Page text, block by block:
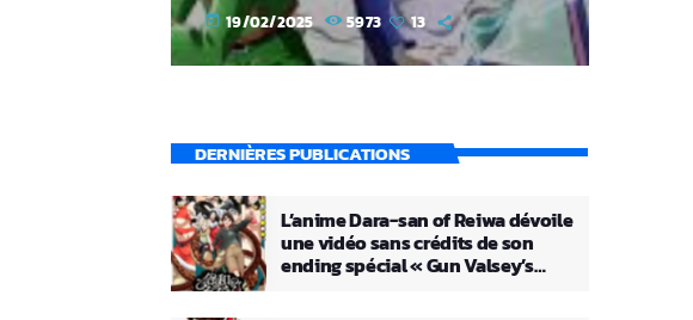
today 19/02/2025 5973 13
DERNIÈRES PUBLICATIONS
L’anime Dara-san of Reiwa dévoile
une vidéo sans crédits de son
ending spécial « Gun Valsey’s